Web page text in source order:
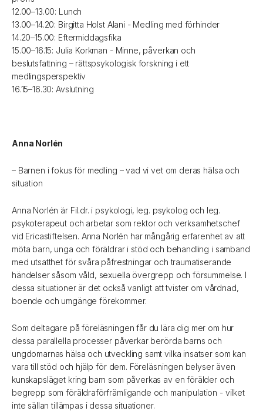
12.00–13.00: Lunch
13.00–14.20: Birgitta Holst Alani - Medling med förhinder
14.20–15.00: Eftermiddagsfika
15.00–16.15: Julia Korkman - Minne, påverkan och
beslutsfattning – rättspsykologisk forskning i ett
medlingsperspektiv
16.15–16.30: Avslutning
Anna Norlén
– Barnen i fokus för medling – vad vi vet om deras hälsa och
situation
Anna Norlén är Fil.dr. i psykologi, leg. psykolog och leg.
psykoterapeut och arbetar som rektor och verksamhetschef
vid Ericastiftelsen. Anna Norlén har mångårig erfarenhet av att
möta barn, unga och föräldrar i stöd och behandling i samband
med utsatthet för svåra påfrestningar och traumatiserande
händelser såsom våld, sexuella övergrepp och försummelse. I
dessa situationer är det också vanligt att tvister om vårdnad,
boende och umgänge förekommer.
Som deltagare på föreläsningen får du lära dig mer om hur
dessa parallella processer påverkar berörda barns och
ungdomarnas hälsa och utveckling samt vilka insatser som kan
vara till stöd och hjälp för dem. Föreläsningen belyser även
kunskapsläget kring barn som påverkas av en förälder och
begrepp som föräldraförfrämligande och manipulation - vilket
inte sällan tillämpas i dessa situationer.